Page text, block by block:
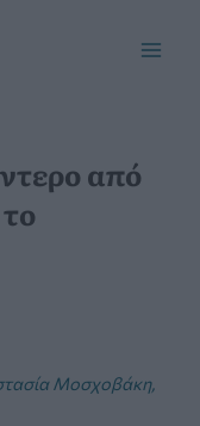
από
Μοσχοβάκη,